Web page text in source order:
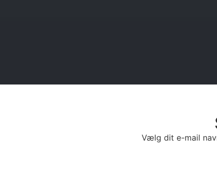
Vælg dit e-mail